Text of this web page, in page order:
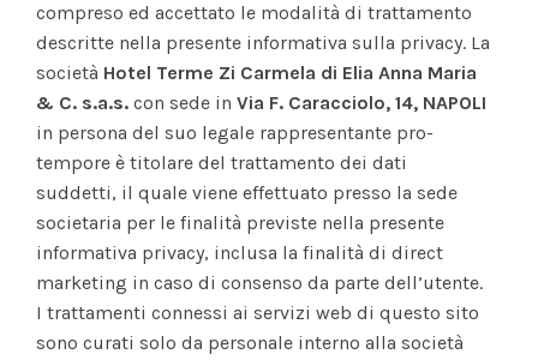
compreso ed accettato le modalità di trattamento
descritte nella presente informativa sulla privacy. La
società Hotel Terme Zi Carmela di Elia Anna Maria
& C. s.a.s. con sede in Via F. Caracciolo, 14, NAPOLI
in persona del suo legale rappresentante pro-
tempore è titolare del trattamento dei dati
suddetti, il quale viene effettuato presso la sede
societaria per le finalità previste nella presente
informativa privacy, inclusa la finalità di direct
marketing in caso di consenso da parte dell’utente.
I trattamenti connessi ai servizi web di questo sito
sono curati solo da personale interno alla società